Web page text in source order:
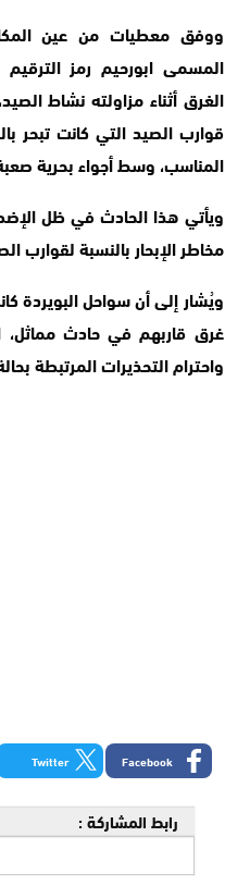
ووفق معطيات من عين
الغرق أثناء مزاولته نشاط
المناسب، وسط أجواء بحرية
ويأتي هذا الحادث في ظل
مخاطر الإبحار بالنسبة لقوارب
ويُشار إلى أن سواحل البويردة
غرق قاربهم في حادث مماثل،
واحترام التحذيرات المرتبطة
Facebook
Twitter
رابط المشاركة :